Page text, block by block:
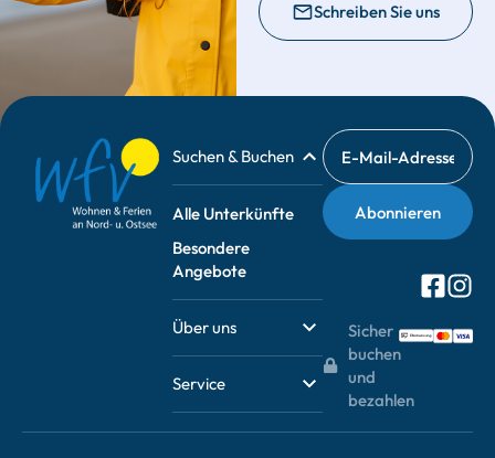
Schreiben Sie uns
Suchen & Buchen
Alle Unterkünfte
Besondere
Angebote
Über uns
Service
Sicher
buchen
und
bezahlen